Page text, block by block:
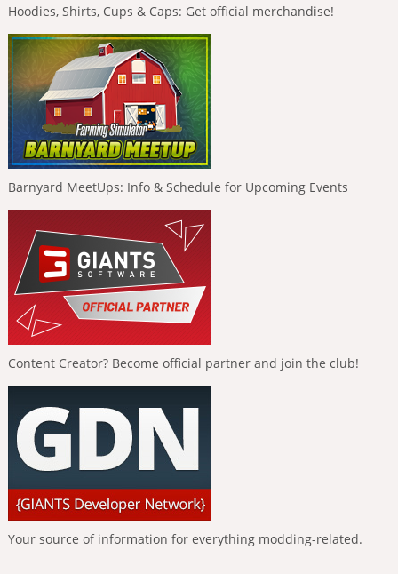
Hoodies, Shirts, Cups & Caps: Get official merchandise!
Barnyard MeetUps: Info & Schedule for Upcoming Events
Content Creator? Become official partner and join the club!
Your source of information for everything modding-related.